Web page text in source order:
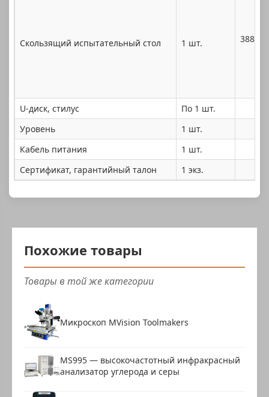
Скользящий испытательный стол 1 шт.
U-диск, стилус
По 1 шт.
Уровень
1 шт.
Кабель питания
1 шт.
Сертификат, гарантийный талон
1 экз.
Похожие товары
Товары в той же категории
Микроскоп MVision Toolmakers
MS995 — высокочастотный инфракрасный
анализатор углерода и серы